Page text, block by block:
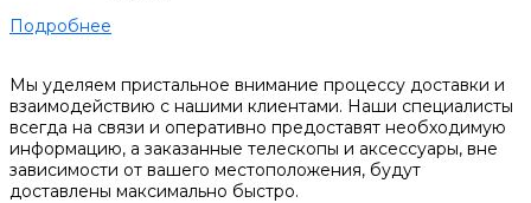
Подробнее
Мы уделяем пристальное внимание процессу доставки и
взаимодействию с нашими клиентами. Наши специалисты
всегда на связи и оперативно предоставят необходимую
информацию, а заказанные телескопы и аксессуары, вне
зависимости от вашего местоположения, будут
доставлены максимально быстро.